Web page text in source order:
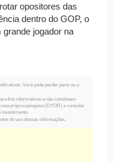
opositores das
dentro do GOP, o
jogador na
Você pode perder parte ou a
fins informativos e não constituem
própria pesquisa (DYOR) e consulte
do uso dessas informações.